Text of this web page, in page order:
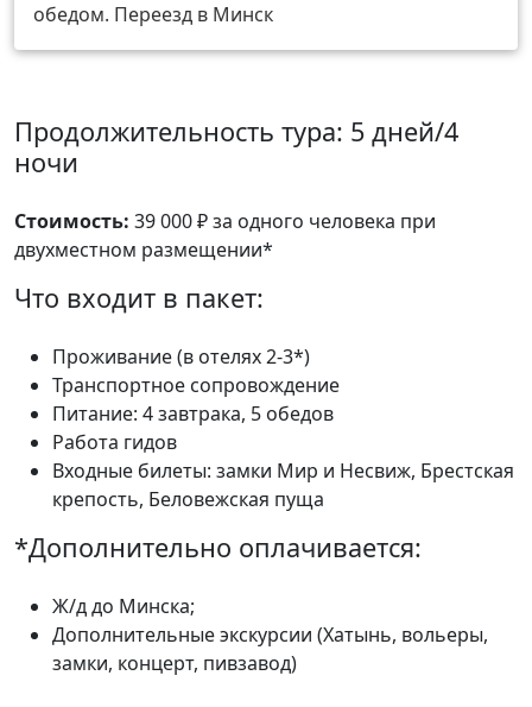
обедом. Переезд в Минск
Продолжительность тура: 5 дней/4
ночи
Стоимость: 39 000 ₽ за одного человека при
двухместном размещении*
Что входит в пакет:
Проживание (в отелях 2-3*)
Транспортное сопровождение
Питание: 4 завтрака, 5 обедов
Работа гидов
Входные билеты: замки Мир и Несвиж, Брестская
крепость, Беловежская пуща
*Дополнительно оплачивается:
Ж/д до Минска;
Дополнительные экскурсии (Хатынь, вольеры,
замки, концерт, пивзавод)